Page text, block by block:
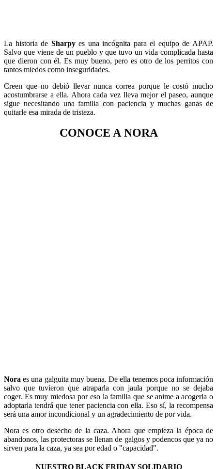
La historia de Sharpyes una incógnita para el equipo de APAP.
Salvo que viene de un pueblo y que tuvo un vida complicada hasta
que dieron con él. Es muy bueno, pero es otro de los perritos con
tantos miedos como inseguridades.
Creen que no debió llevar nunca correa porque le costó mucho
acostumbrarse a ella. Ahora cada vez lleva mejor el paseo, aunque
sigue necesitando una familia con paciencia y muchas ganas de
quitarle esa mirada de tristeza.
CONOCE A NORA
Nora es una galguita muy buena. De ella tenemos poca información
salvo que tuvieron que atraparla con jaula porque no se dejaba
coger. Es muy miedosa por eso la familia que se anime a acogerla o
adoptarla tendrá que tener paciencia con ella. Eso sí, la recompensa
será una amor incondicional y un agradecimiento de por vida.
Nora es otro desecho de la caza. Ahora que empieza la época de
abandonos, las protectoras se llenan de galgos y podencos que ya no
sirven para la caza, ya sea por edad o "capacidad".
NUESTRO BLACK FRIDAY SOLIDARIO